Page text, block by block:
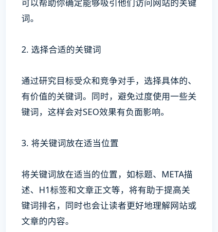
可以帮助你确定能够吸引他们访问网站的关键
词。
2. 选择合适的关键词
通过研究目标受众和竞争对手，选择具体的、
有价值的关键词。同时，避免过度使用一些关
键词，这样会对SEO效果有负面影响。
3. 将关键词放在适当位置
将关键词放在适当的位置，如标题、META描
述、H1标签和文章正文等，将有助于提高关
键词排名，同时也会让读者更好地理解网站或
文章的内容。